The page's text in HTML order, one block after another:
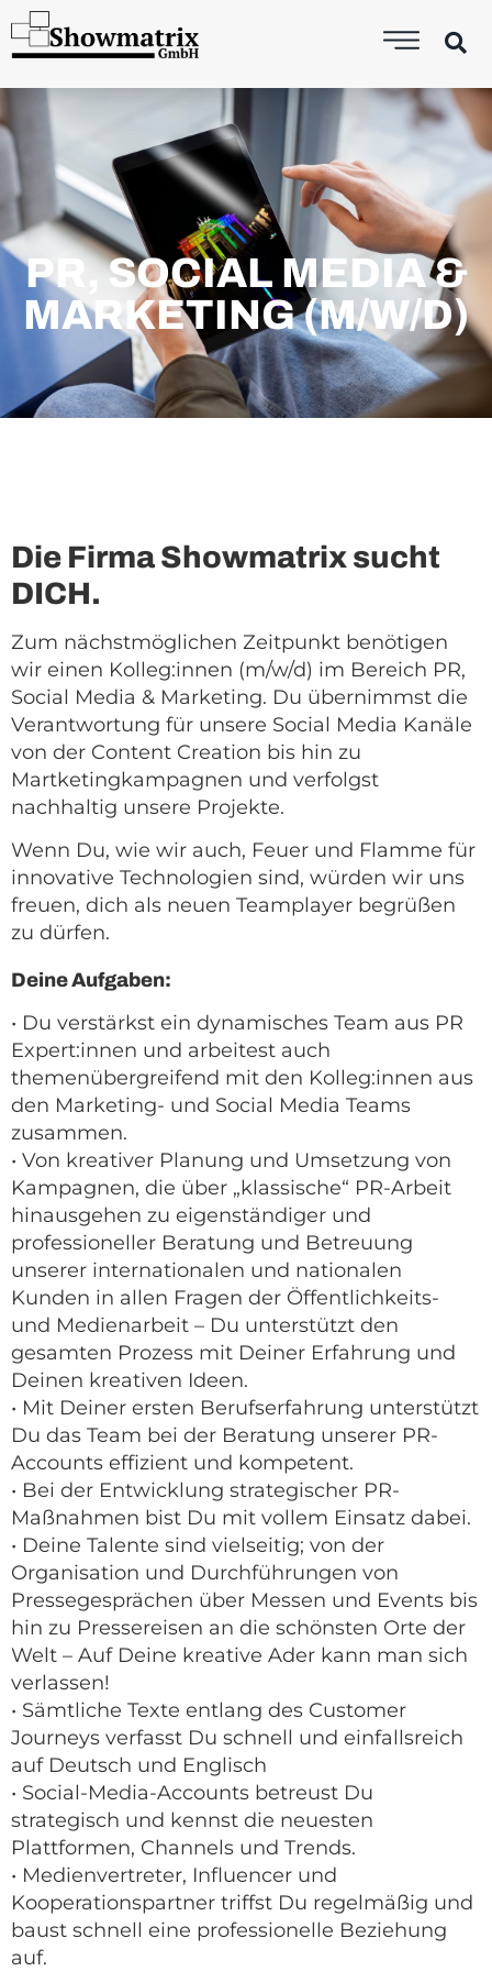
PR, SOCIAL MEDIA &
MARKETING (M/W/D)
Die Firma Showmatrix sucht
DICH.
Zum nächstmöglichen Zeitpunkt benötigen
wir einen Kolleg:innen (m/w/d) im Bereich PR,
Social Media & Marketing. Du übernimmst die
Verantwortung für unsere Social Media Kanäle
von der Content Creation bis hin zu
Martketingkampagnen und verfolgst
nachhaltig unsere Projekte.
Wenn Du, wie wir auch, Feuer und Flamme für
innovative Technologien sind, würden wir uns
freuen, dich als neuen Teamplayer begrüßen
zu dürfen.
Deine Aufgaben:
• Du verstärkst ein dynamisches Team aus PR
Expert:innen und arbeitest auch
themenübergreifend mit den Kolleg:innen aus
den Marketing- und Social Media Teams
zusammen.
• Von kreativer Planung und Umsetzung von
Kampagnen, die über „klassische“ PR-Arbeit
hinausgehen zu eigenständiger und
professioneller Beratung und Betreuung
unserer internationalen und nationalen
Kunden in allen Fragen der Öffentlichkeits-
und Medienarbeit – Du unterstützt den
gesamten Prozess mit Deiner Erfahrung und
Deinen kreativen Ideen.
• Mit Deiner ersten Berufserfahrung unterstützt
Du das Team bei der Beratung unserer PR-
Accounts effizient und kompetent.
• Bei der Entwicklung strategischer PR-
Maßnahmen bist Du mit vollem Einsatz dabei.
• Deine Talente sind vielseitig; von der
Organisation und Durchführungen von
Pressegesprächen über Messen und Events bis
hin zu Pressereisen an die schönsten Orte der
Welt – Auf Deine kreative Ader kann man sich
verlassen!
• Sämtliche Texte entlang des Customer
Journeys verfasst Du schnell und einfallsreich
auf Deutsch und Englisch
• Social-Media-Accounts betreust Du
strategisch und kennst die neuesten
Plattformen, Channels und Trends.
• Medienvertreter, Influencer und
Kooperationspartner triffst Du regelmäßig und
baust schnell eine professionelle Beziehung
auf.